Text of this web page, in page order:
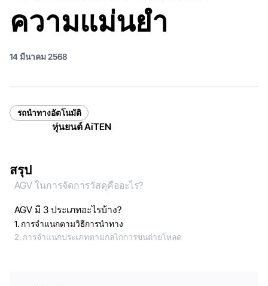
ความแม่นยำ
14 มีนาคม 2568
รถนำทางอัตโนมัติ
หุ่นยนต์ AiTEN
สรุป
AGV ในการจัดการวัสดุคืออะไร?
AGV มี 3 ประเภทอะไรบ้าง?
1. การจำแนกตามวิธีการนำทาง
2. การจำแนกประเภทตามกลไกการขนถ่ายโหลด